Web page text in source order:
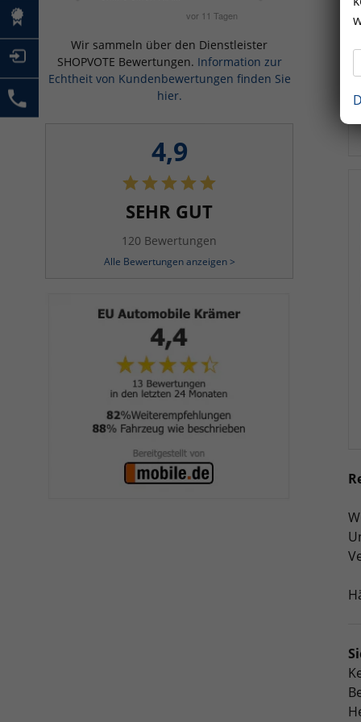
Wir sammeln über den Dienstleister
SHOPVOTE Bewertungen. Information zur
Echtheit von Kundenbewertungen finden Sie
hier.
4,9
SEHR GUT
120 Bewertungen
Alle Bewertungen anzeigen >